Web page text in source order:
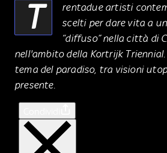
T
rentadue artisti
scelti per dare vita a
“diffuso” nella città di
nell'ambito della Kortrijk
tema del paradiso, tra visioni
presente.